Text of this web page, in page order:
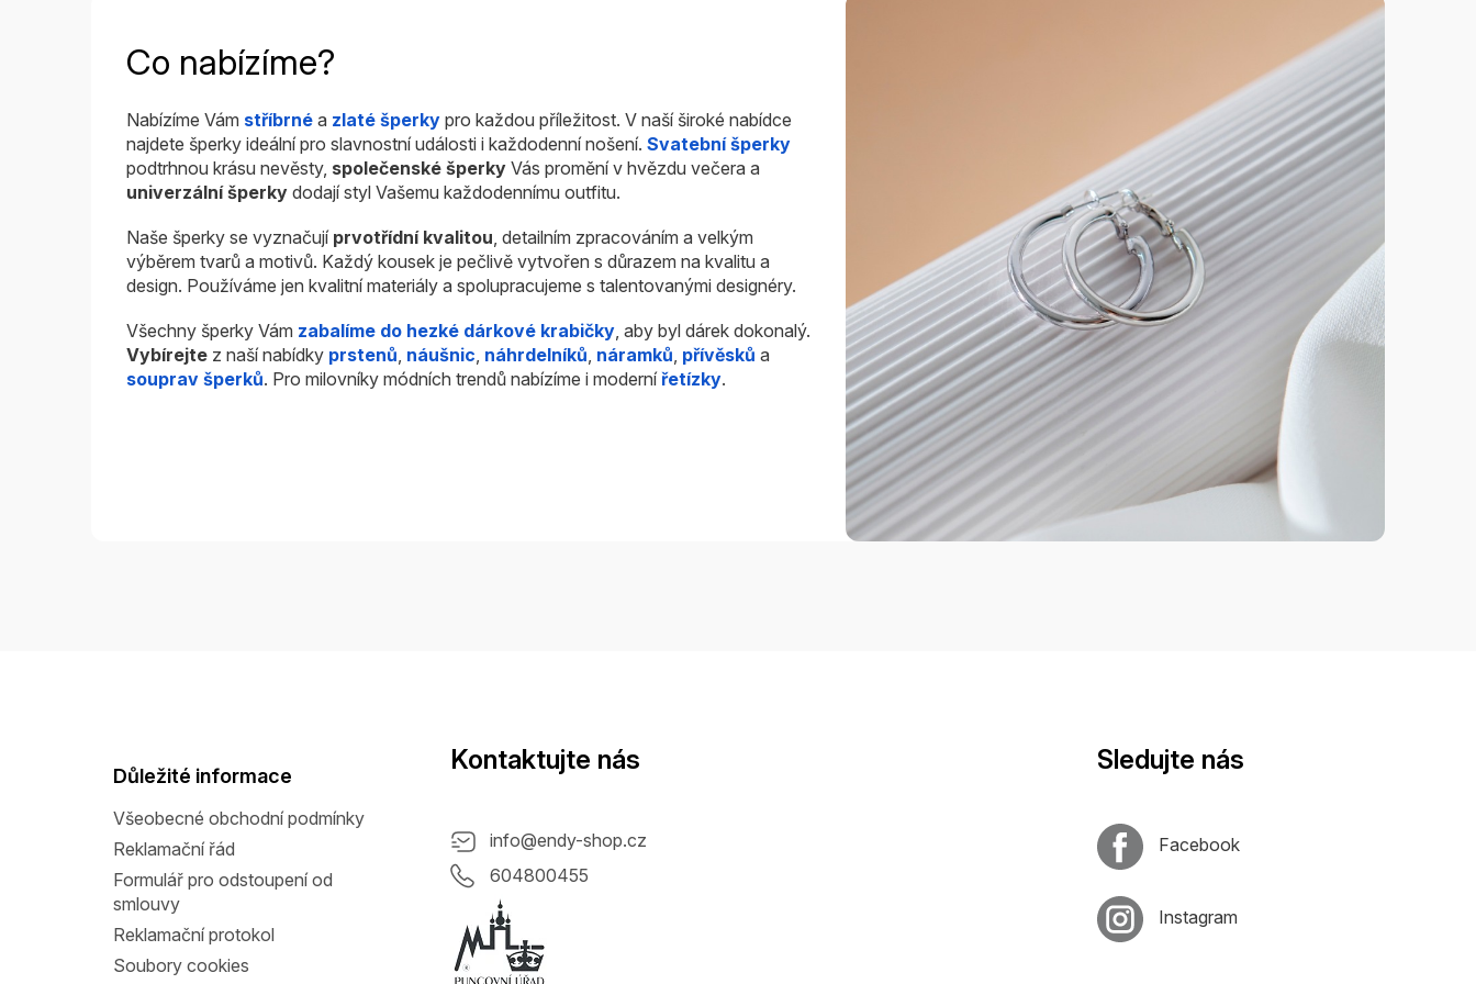
Co nabízíme?
Nabízíme Vám stříbrné a zlaté šperky pro každou příležitost. V naší široké nabídce
najdete šperky ideální pro slavnostní události i každodenní nošení. Svatební šperky
podtrhnou krásu nevěsty, společenské šperky Vás promění v hvězdu večera a
univerzální šperky dodají styl Vašemu každodennímu outfitu.
Naše šperky se vyznačují prvotřídní kvalitou, detailním zpracováním a velkým
výběrem tvarů a motivů. Každý kousek je pečlivě vytvořen s důrazem na kvalitu a
design. Používáme jen kvalitní materiály a spolupracujeme s talentovanými designéry.
Všechny šperky Vám zabalíme do hezké dárkové krabičky, aby byl dárek dokonalý.
Vybírejte z naší nabídky prstenů, náušnic, náhrdelníků, náramků, přívěsků a
souprav šperků. Pro milovníky módních trendů nabízíme i modernířetízky.
Důležité informace
Všeobecné obchodní podmínky
Reklamační řád
Formulář pro odstoupení od
smlouvy
Reklamační protokol
Soubory cookies
Kontaktujte nás
info@endy-shop.cz
604800455
Sledujte nás
Facebook
Instagram